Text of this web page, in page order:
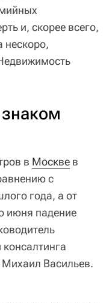
и, скорее всего,
нескоро,
в Москве в
с
года, а от
июня падение
Васильев.